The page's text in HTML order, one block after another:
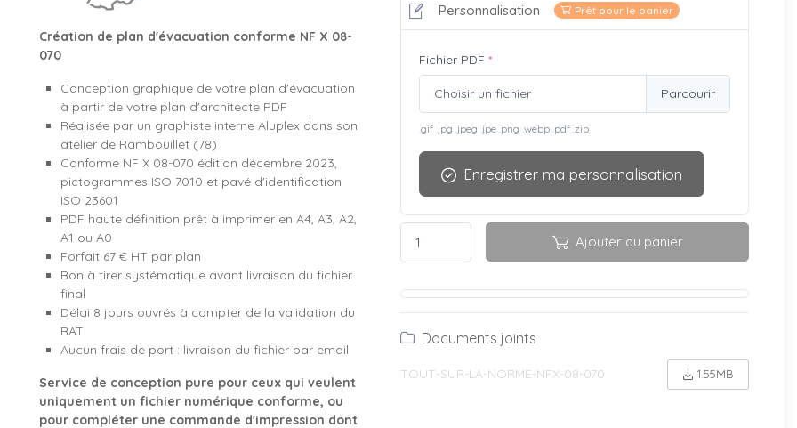
Création de plan d'évacuation conforme NF X 08-
070
Conception graphique de votre plan d'évacuation
à partir de votre plan d'architecte PDF
Réalisée par un graphiste interne Aluplex dans son
atelier de Rambouillet (78)
Conforme NF X 08-070 édition décembre 2023,
pictogrammes ISO 7010 et pavé d'identification
ISO 23601
PDF haute définition prêt à imprimer en A4, A3, A2,
A1 ou A0
Forfait 67 € HT par plan
Bon à tirer systématique avant livraison du fichier
final
Délai 8 jours ouvrés à compter de la validation du
BAT
Aucun frais de port : livraison du fichier par email
Service de conception pure pour ceux qui veulent
uniquement un fichier numérique conforme, ou
pour compléter une commande d'impression dont
Personnalisation Prêt pour le panier
Fichier PDF *
Choisir un fichier
.gif .jpg .jpeg .jpe .png .webp .pdf .zip
Enregistrer ma personnalisation
Ajouter au panier
Documents joints
TOUT-SUR-LA-NORME-NFX-08-070 1.55MB